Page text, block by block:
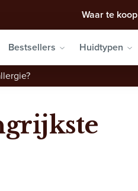
Waar te koop
Bestsellers Huidtypen